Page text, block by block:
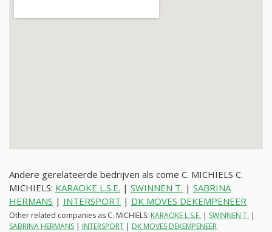
Andere gerelateerde bedrijven als come C. MICHIELS C.
MICHIELS: KARAOKE L.S.E. | SWINNEN T. | SABRINA
HERMANS | INTERSPORT | DK MOVES DEKEMPENEER
Other related companies as C. MICHIELS: KARAOKE L.S.E. | SWINNEN T. |
SABRINA HERMANS | INTERSPORT | DK MOVES DEKEMPENEER